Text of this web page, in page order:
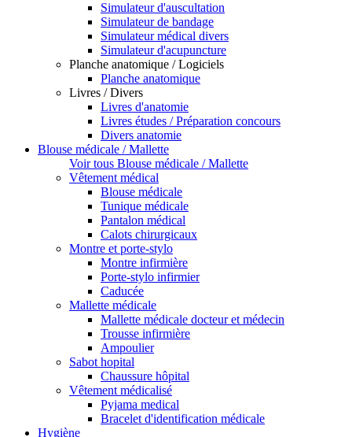
Simulateur d'auscultation
Simulateur de bandage
Simulateur médical divers
Simulateur d'acupuncture
Planche anatomique / Logiciels
Planche anatomique
Livres / Divers
Livres d'anatomie
Livres études / Préparation concours
Divers anatomie
Blouse médicale / Mallette
Voir tous Blouse médicale / Mallette
Vêtement médical
Blouse médicale
Tunique médicale
Pantalon médical
Calots chirurgicaux
Montre et porte-stylo
Montre infirmière
Porte-stylo infirmier
Caducée
Mallette médicale
Mallette médicale docteur et médecin
Trousse infirmière
Ampoulier
Sabot hopital
Chaussure hôpital
Vêtement médicalisé
Pyjama medical
Bracelet d'identification médicale
Hygiène